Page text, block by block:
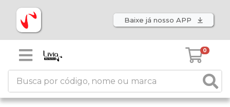
Baixe já nosso APP
0